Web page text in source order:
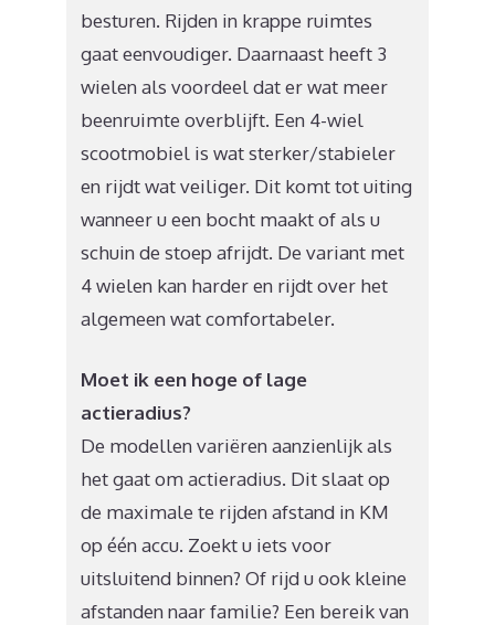
besturen. Rijden in krappe ruimtes
gaat eenvoudiger. Daarnaast heeft 3
wielen als voordeel dat er wat meer
beenruimte overblijft. Een 4-wiel
scootmobiel is wat sterker/stabieler
en rijdt wat veiliger. Dit komt tot uiting
wanneer u een bocht maakt of als u
schuin de stoep afrijdt. De variant met
4 wielen kan harder en rijdt over het
algemeen wat comfortabeler.
Moet ik een hoge of lage
actieradius?
De modellen variëren aanzienlijk als
het gaat om actieradius. Dit slaat op
de maximale te rijden afstand in KM
op één accu. Zoekt u iets voor
uitsluitend binnen? Of rijd u ook kleine
afstanden naar familie? Een bereik van